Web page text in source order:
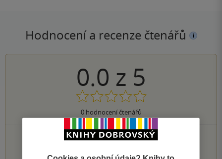
Hodnocení a recenze čtenářů
0.0 z 5
0hodnocení čtenářů
0×
5 hvězdiček